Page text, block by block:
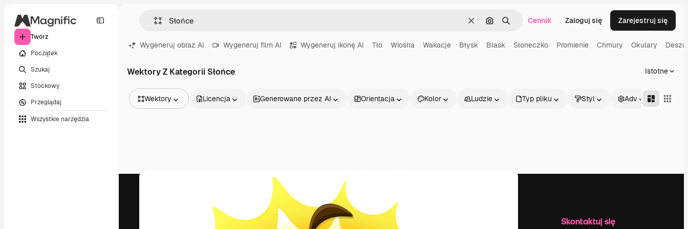
Twórz
Początek
Szukaj
Stockowy
Przeglądaj
Wszystkie narzędzia
WyczyśćSzukaj według obrazu
SzukajCennik Zaloguj się Zarejestruj się
Wygeneruj obraz AI Wygeneruj film AI Wygeneruj ikonę AI Tło Wiosna Wakacje Błysk Blask Słoneczko Promienie Chmury Okulary
Wektory Z Kategorii Słońce Istotne
Wektory
Filmy
Licencja Generowane przez AI Orientacja Kolor Ludzie Typ pliku Styl Adv
Produkty Skontaktuj się